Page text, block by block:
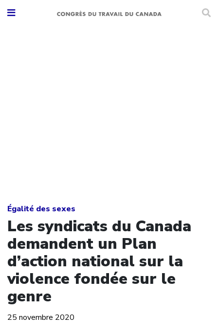
Égalité des sexes
Les syndicats du Canada
demandent un Plan
d’action national sur la
violence fondée sur le
genre
25 novembre 2020